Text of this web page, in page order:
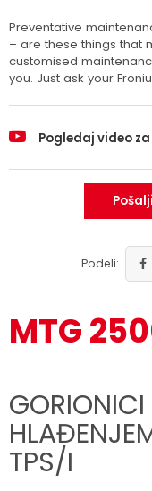
Preventative
– are these things that
customised
you. Just ask your
Pogledaj video
Podeli:
MTG
TPS/I